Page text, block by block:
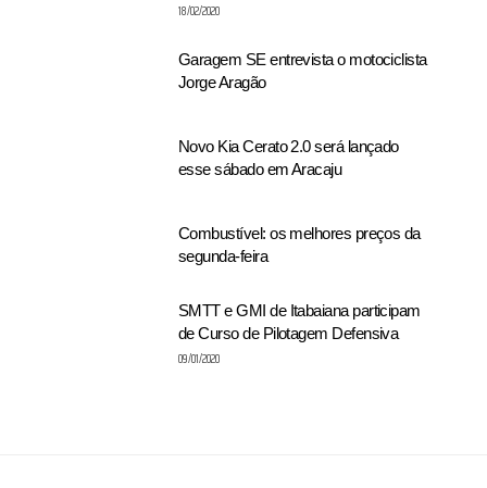
18/02/2020
Garagem SE entrevista o motociclista
Jorge Aragão
Novo Kia Cerato 2.0 será lançado
esse sábado em Aracaju
Combustível: os melhores preços da
segunda-feira
SMTT e GMI de Itabaiana participam
de Curso de Pilotagem Defensiva
09/01/2020